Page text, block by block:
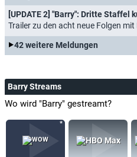
[UPDATE 2] "Barry": Dritte Staffel
Trailer zu den acht neue Folgen mit Bill
42 weitere Meldungen
Barry Streams
Wo wird "Barry" gestreamt?